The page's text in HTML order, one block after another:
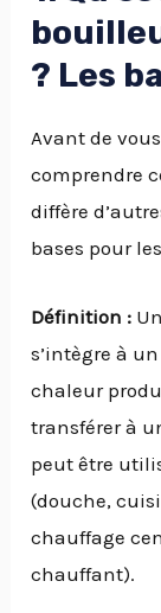
? Les
Avant de
comprendre
diffère
bases pour
Définition :
s’intègre à
chaleur
transférer à
peut être
(douche,
chauffage
chauffant).